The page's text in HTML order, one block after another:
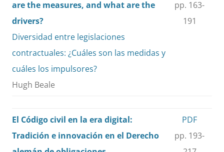
are the measures, and what are the
drivers?
Diversidad entre legislaciones
contractuales: ¿Cuáles son las medidas y
cuáles los impulsores?
Hugh Beale
pp. 163-
191
El Código civil en la era digital:
Tradición e innovación en el Derecho
PDF
pp. 193-